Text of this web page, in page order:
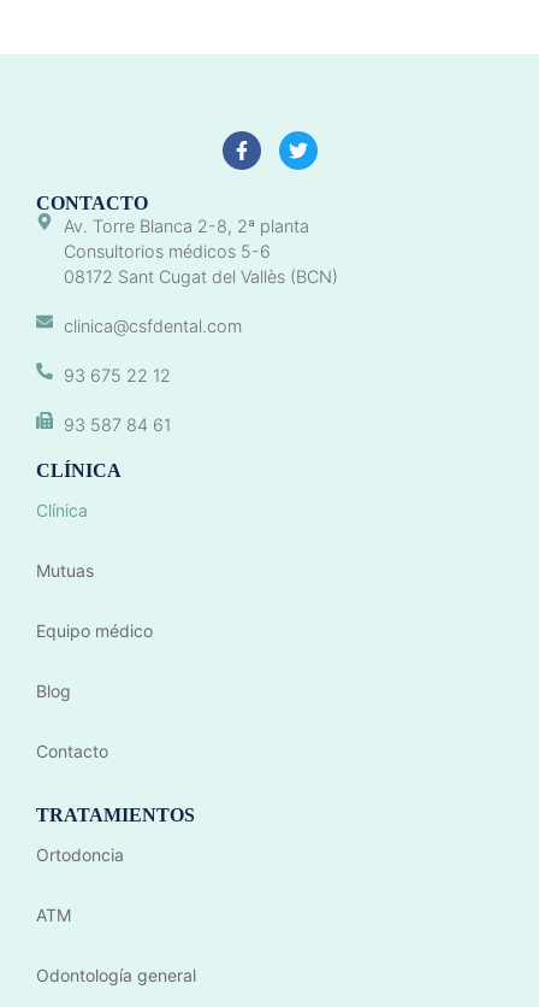
CONTACTO
Av. Torre Blanca 2-8, 2ª planta
Consultorios médicos 5-6
08172 Sant Cugat del Vallès (BCN)
clinica@csfdental.com
93 675 22 12
93 587 84 61
CLÍNICA
Clínica
Mutuas
Equipo médico
Blog
Contacto
TRATAMIENTOS
Ortodoncia
ATM
Odontología general